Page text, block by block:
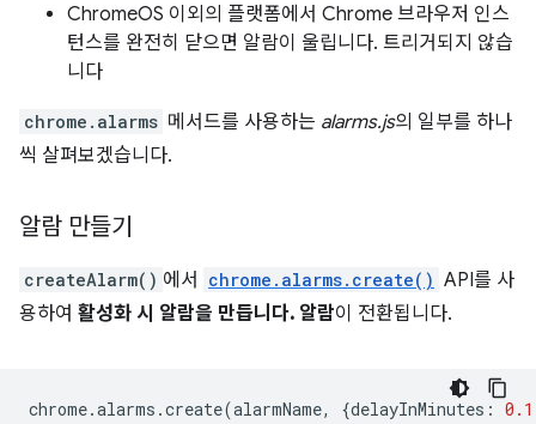
ChromeOS 이외의 플랫폼에서 Chrome 브라우저 인스
턴스를 완전히 닫으면 알람이 울립니다. 트리거되지 않습
니다
chrome.alarms 메서드를 사용하는 alarms.js의 일부를 하나
씩 살펴보겠습니다.
알람 만들기
createAlarm() 에서 chrome.alarms.create() API를 사
용하여 활성화 시 알람을 만듭니다. 알람이 전환됩니다.
chrome.alarms .create(alarmName, {delayInMinutes : 0.1